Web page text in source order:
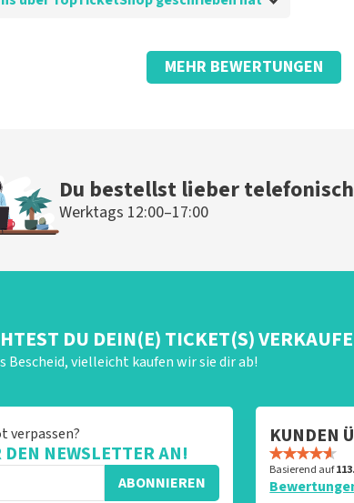
TopTicketShop
MEHR BEWERTUNGEN
Du bestellst lieber
Werktags 12:00–17:00
DU DEIN(E) TICKET(S)
Bescheid, vielleicht kaufen wir sie dir ab!
verpassen?
NEWSLETTER AN!
ABONNIEREN
KUNDEN
Basierend auf